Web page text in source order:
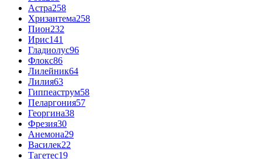
Астра258
Хризантема258
Пион232
Ирис141
Гладиолус96
Флокс86
Лилейник64
Лилия63
Гиппеаструм58
Пеларгония57
Георгина38
Фрезия30
Анемона29
Василек22
Тагетес19